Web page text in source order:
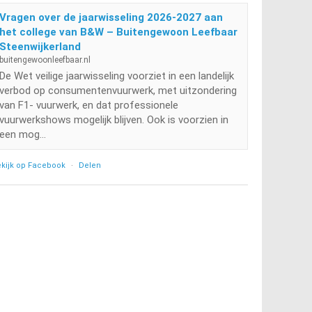
Vragen over de jaarwisseling 2026-2027 aan
het college van B&W – Buitengewoon Leefbaar
Steenwijkerland
buitengewoonleefbaar.nl
De Wet veilige jaarwisseling voorziet in een landelijk
verbod op consumentenvuurwerk, met uitzondering
van F1- vuurwerk, en dat professionele
vuurwerkshows mogelijk blijven. Ook is voorzien in
een mog...
op Facebook · Delen